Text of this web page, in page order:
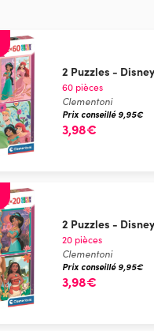
2 Puzzles -
60 pièces
Clementoni
Prix conseillé 9,95€
3,98€
2 Puzzles -
20 pièces
Clementoni
Prix conseillé 9,95€
3,98€